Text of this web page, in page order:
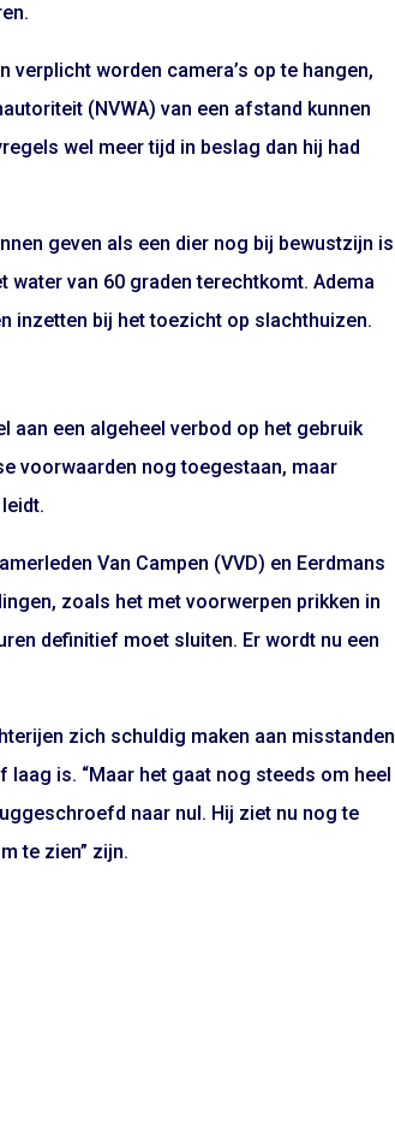
worden camera’s op te hangen,
(NVWA) van een afstand kunnen
wel meer tijd in beslag dan hij had
geven als een dier nog bij bewustzijn is
van 60 graden terechtkomt. Adema
inzetten bij het toezicht op slachthuizen.
aan een algeheel verbod op het gebruik
voorwaarden nog toegestaan, maar
Van Campen (VVD) en Eerdmans
zoals het met voorwerpen prikken in
definitief moet sluiten. Er wordt nu een
zich schuldig maken aan misstanden
is. “Maar het gaat nog steeds om heel
naar nul. Hij ziet nu nog te
te zien” zijn.